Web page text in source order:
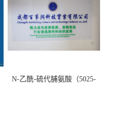
N-乙酰-硫代脯氨酸（5025-